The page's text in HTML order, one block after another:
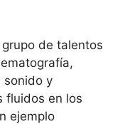
de talentos
sonido y
fluidos en los
ejemplo